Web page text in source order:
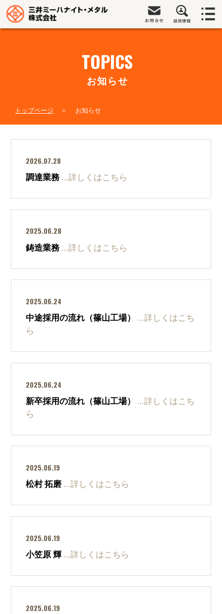
TOPICS
お知らせ
トップページ お知らせ
2026.07.28
調達業務 …詳しくはこちら
2025.06.28
鋳造業務 …詳しくはこちら
2025.06.24
中途採用の流れ（篠山工場） …詳しくはこち
ら
2025.06.24
新卒採用の流れ（篠山工場） …詳しくはこち
ら
2025.06.19
松村 拓磨 …詳しくはこちら
2025.06.19
小笠原 輝 …詳しくはこちら
2025.06.19